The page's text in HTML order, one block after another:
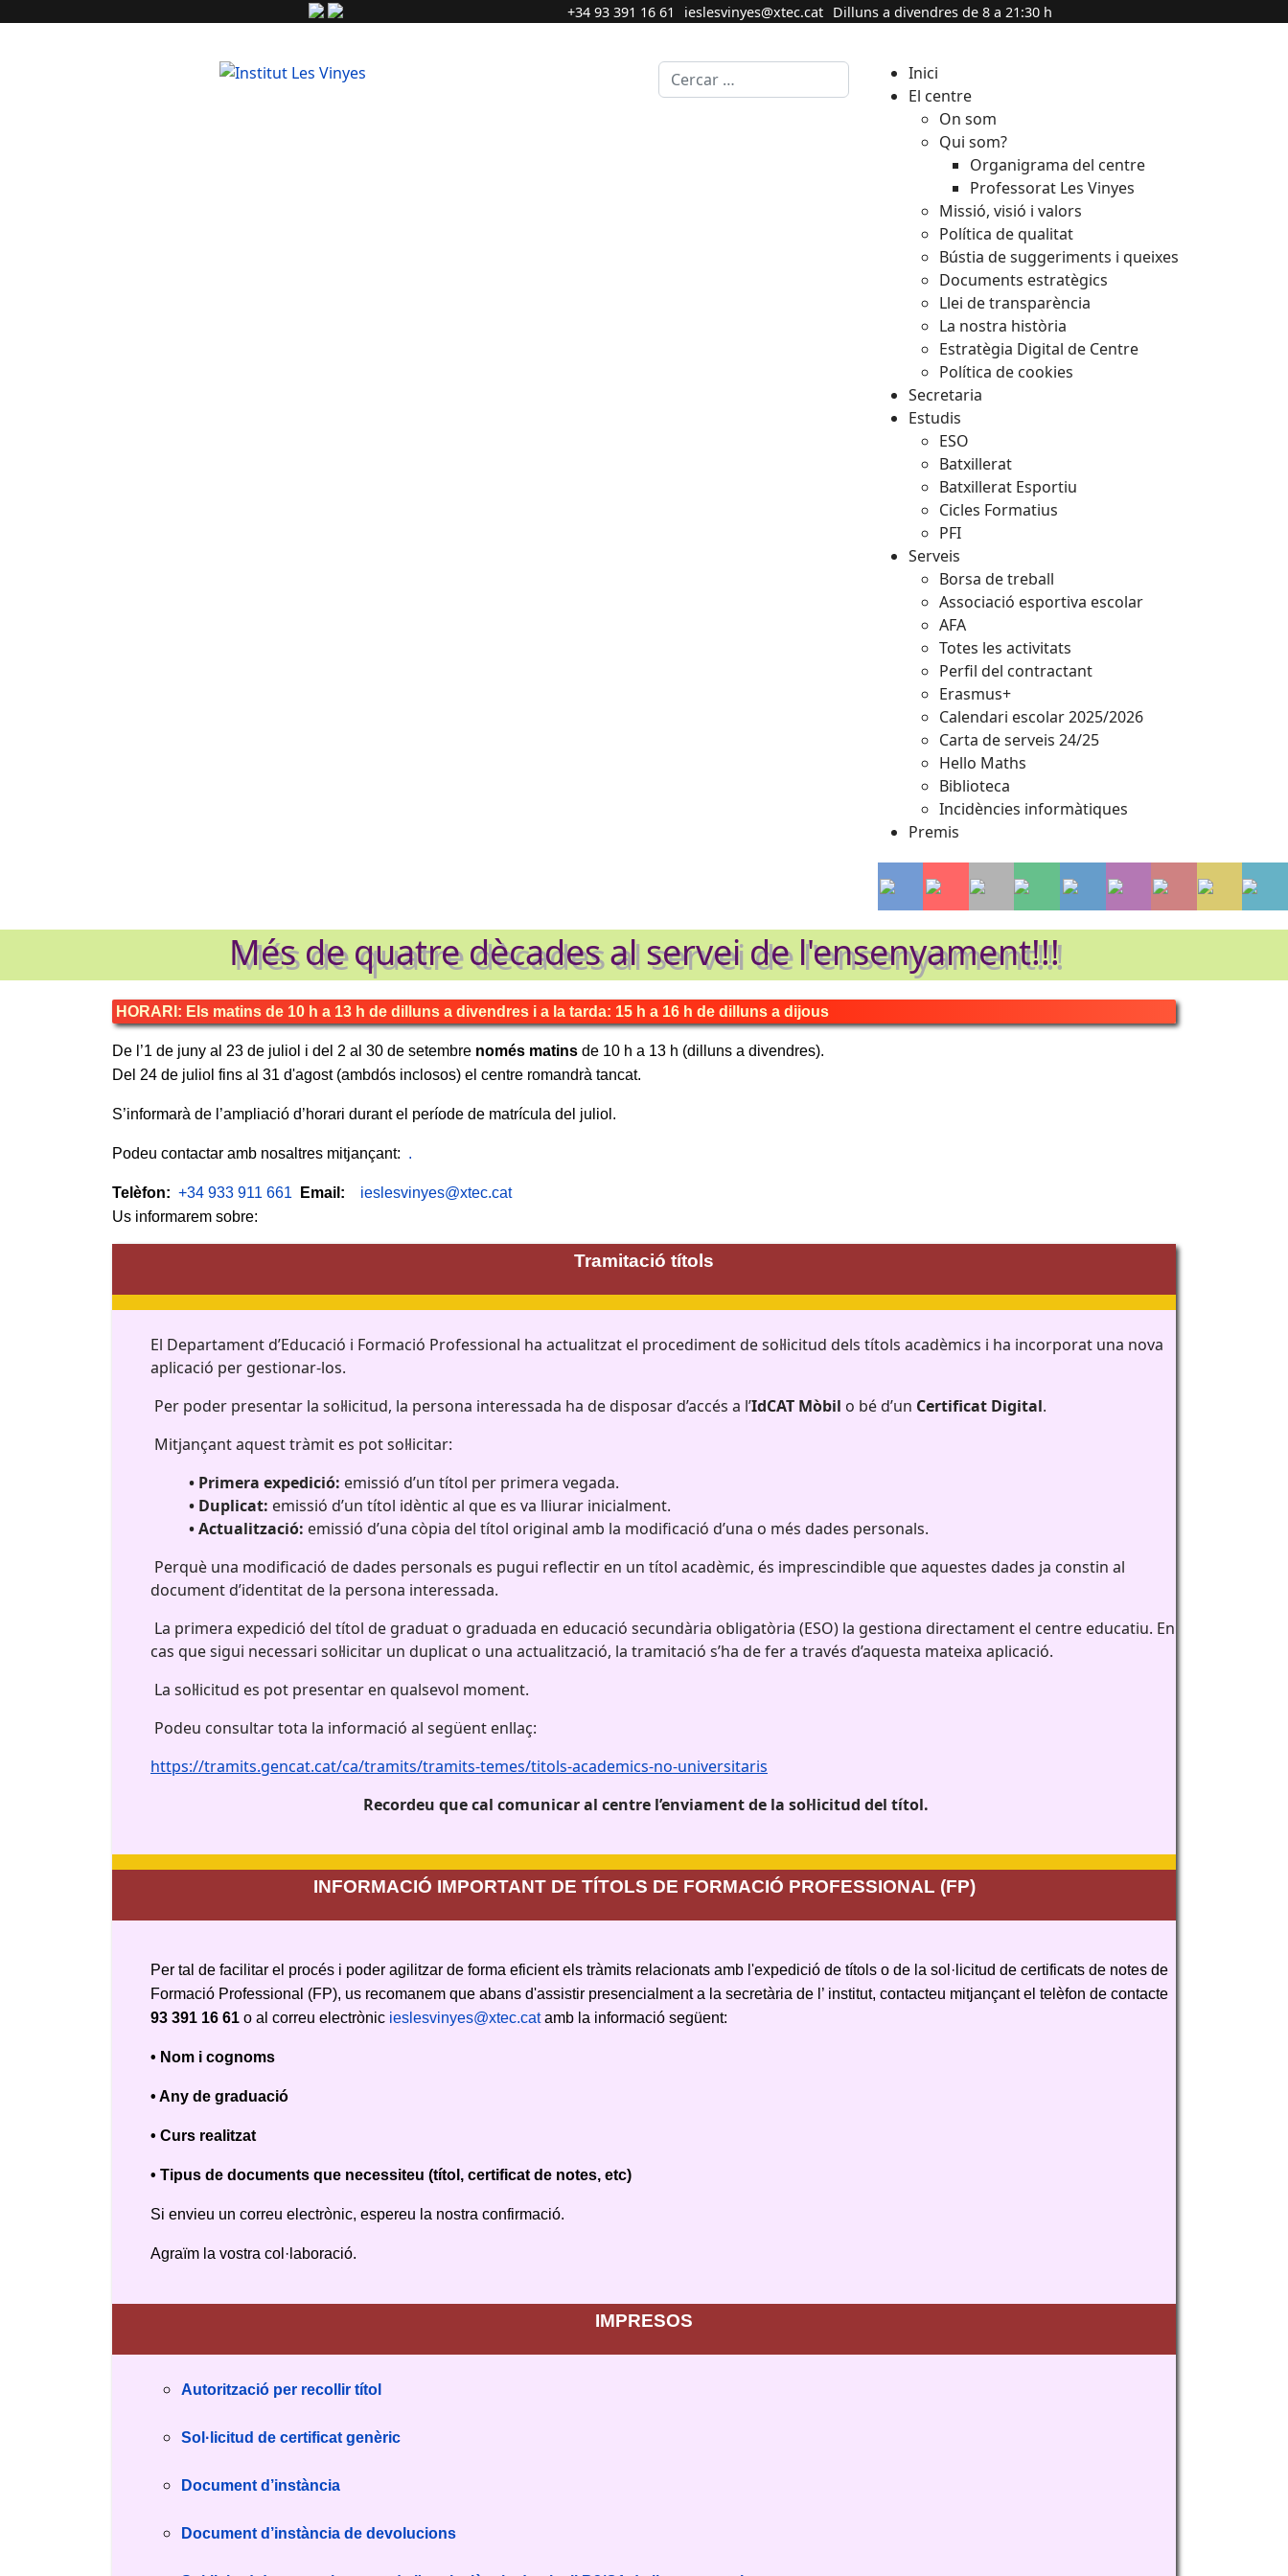
+34 93 391 16 61 ieslesvinyes@xtec.cat Dilluns a divendres de 8 a 21:30 h
Cercar...
Inici
El centre
On som
Qui som?
Organigrama del centre
Professorat Les Vinyes
Missió, visió i valors
Política de qualitat
Bústia de suggeriments i queixes
Documents estratègics
Llei de transparència
La nostra història
Estratègia Digital de Centre
Política de cookies
Secretaria
Estudis
ESO
Batxillerat
Batxillerat Esportiu
Cicles Formatius
PFI
Serveis
Borsa de treball
Associació esportiva escolar
AFA
Totes les activitats
Perfil del contractant
Erasmus+
Calendari escolar 2025/2026
Carta de serveis 24/25
Hello Maths
Biblioteca
Incidències informàtiques
Premis
Més de quatre dècades al servei de l'ensenyament!!!
HORARI: Els matins de 10 h a 13 h de dilluns a divendres i a la tarda: 15 h a 16 h de dilluns a dijous
De l’1 de juny al 23 de juliol i del 2 al 30 de setembre només matins de 10 h a 13 h (dilluns a divendres).
Del 24 de juliol fins al 31 d'agost (ambdós inclosos) el centre romandrà tancat.
S’informarà de l’ampliació d’horari durant el període de matrícula del juliol.
Podeu contactar amb nosaltres mitjançant: .
Telèfon: +34 933 911 661 Email: ieslesvinyes@xtec.cat
Us informarem sobre:
Tramitació títols
El Departament d’Educació i Formació Professional ha actualitzat el procediment de sol·licitud dels títols acadèmics i ha incorporat una nova
aplicació per gestionar-los.
Per poder presentar la sol·licitud, la persona interessada ha de disposar d’accés a l’IdCAT Mòbil o bé d’un Certificat Digital.
Mitjançant aquest tràmit es pot sol·licitar:
• Primera expedició: emissió d’un títol per primera vegada.
• Duplicat: emissió d’un títol idèntic al que es va lliurar inicialment.
• Actualització: emissió d’una còpia del títol original amb la modificació d’una o més dades personals.
Perquè una modificació de dades personals es pugui reflectir en un títol acadèmic, és imprescindible que aquestes dades ja constin al
document d’identitat de la persona interessada.
La primera expedició del títol de graduat o graduada en educació secundària obligatòria (ESO) la gestiona directament el centre educatiu. En
cas que sigui necessari sol·licitar un duplicat o una actualització, la tramitació s’ha de fer a través d’aquesta mateixa aplicació.
La sol·licitud es pot presentar en qualsevol moment.
Podeu consultar tota la informació al següent enllaç:
https://tramits.gencat.cat/ca/tramits/tramits-temes/titols-academics-no-universitaris
Recordeu que cal comunicar al centre l’enviament de la sol·licitud del títol.
INFORMACIÓ IMPORTANT DE TÍTOLS DE FORMACIÓ PROFESSIONAL (FP)
Per tal de facilitar el procés i poder agilitzar de forma eficient els tràmits relacionats amb l'expedició de títols o de la sol·licitud de certificats de notes de
Formació Professional (FP), us recomanem que abans d'assistir presencialment a la secretària de l’ institut, contacteu mitjançant el telèfon de contacte
93 391 16 61 o al correu electrònic ieslesvinyes@xtec.catamb la informació següent:
• Nom i cognoms
• Any de graduació
• Curs realitzat
• Tipus de documents que necessiteu (títol, certificat de notes, etc)
Si envieu un correu electrònic, espereu la nostra confirmació.
Agraïm la vostra col·laboració.
IMPRESOS
Autorització per recollir títol
Sol·licitud de certificat genèric
Document d’instància
Document d’instància de devolucions